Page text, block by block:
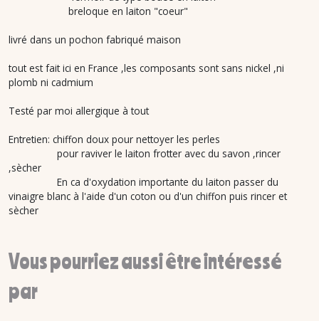
breloque en laiton "coeur"
livré dans un pochon fabriqué maison
tout est fait ici en France ,les composants sont sans nickel ,ni
plomb ni cadmium
Testé par moi allergique à tout
Entretien: chiffon doux pour nettoyer les perles
pour raviver le laiton frotter avec du savon ,rincer
,sècher
En ca d'oxydation importante du laiton passer du
vinaigre blanc à l'aide d'un coton ou d'un chiffon puis rincer et
sècher
Vous pourriez aussi être intéressé
par